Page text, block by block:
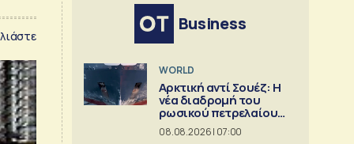
Business
WORLD
Αρκτική αντί Σουέζ: Η
νέα διαδρομή του
ρωσικού πετρελαίου
[Γράφημα]
08.08.2026 | 07:00